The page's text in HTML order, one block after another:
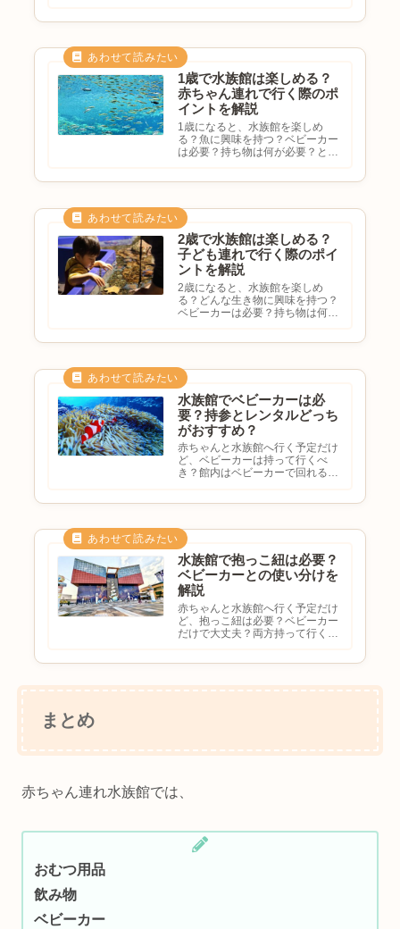
ん連れでも比較的過ごしやすい
お...
1歳で水族館は楽しめる？
赤ちゃん連れで行く際のポ
イントを解説
1歳になると、水族館を楽しめ
る？魚に興味を持つ？ベビーカー
は必要？持ち物は何が必要？と気
める場面も増えてきます。この記
事...
2歳で水族館は楽しめる？
子ども連れで行く際のポイ
ントを解説
2歳になると、水族館を楽しめ
る？どんな生き物に興味を持つ？
ベビーカーは必要？持ち物は何が
す。そのため、水族館をより楽し
める...
水族館でベビーカーは必
要？持参とレンタルどっち
がおすすめ？
赤ちゃんと水族館へ行く予定だけ
ど、ベビーカーは持って行くべ
き？館内はベビーカーで回れる？
いですが、施設によっては混雑す
る...
水族館で抱っこ紐は必要？
ベビーカーとの使い分けを
解説
赤ちゃんと水族館へ行く予定だけ
ど、抱っこ紐は必要？ベビーカー
だけで大丈夫？両方持って行くべ
回りやすい施設が多いですが、混
雑状況によっては抱っこ紐が活躍
まとめ
赤ちゃん連れ水族館では、
おむつ用品
飲み物
ベビーカー